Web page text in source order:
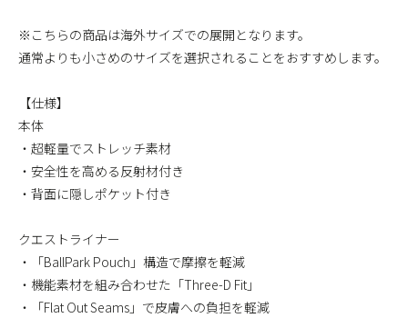
※こちらの商品は海外サイズでの展開となります。
通常よりも小さめのサイズを選択されることをおすすめします。
【仕様】
本体
・超軽量でストレッチ素材
・安全性を高める反射材付き
・背面に隠しポケット付き
クエストライナー
・「BallPark Pouch」構造で摩擦を軽減
・機能素材を組み合わせた「Three-D Fit」
・「Flat Out Seams」で皮膚への負担を軽減